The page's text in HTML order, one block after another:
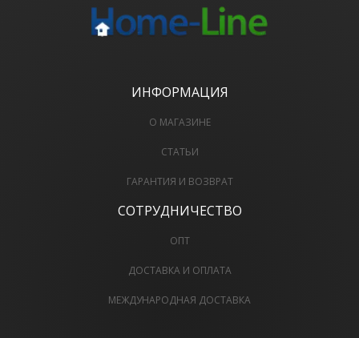
ИНФОРМАЦИЯ
О МАГАЗИНЕ
СТАТЬИ
ГАРАНТИЯ И ВОЗВРАТ
СОТРУДНИЧЕСТВО
ОПТ
ДОСТАВКА И ОПЛАТА
МЕЖДУНАРОДНАЯ ДОСТАВКА